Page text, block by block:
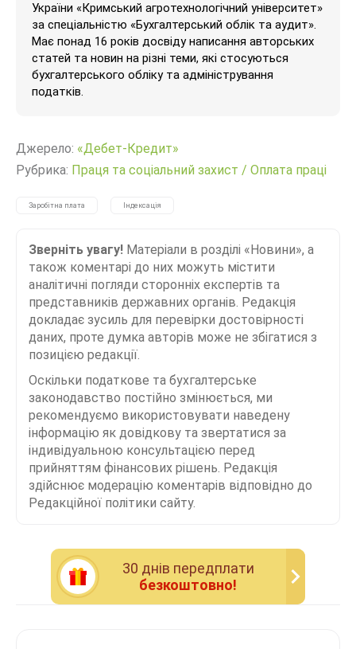
України «Кримський агротехнологічний університет»
за спеціальністю «Бухгалтерський облік та аудит».
Має понад 16 років досвіду написання авторських
статей та новин на різні теми, які стосуються
бухгалтерського обліку та адміністрування
податків.
Джерело: «Дебет-Кредит»
Рубрика: Праця та соціальний захист / Оплата праці
Заробітна плата Індексація
Зверніть увагу! Матеріали в розділі «Новини», а
також коментарі до них можуть містити
аналітичні погляди сторонніх експертів та
представників державних органів. Редакція
докладає зусиль для перевірки достовірності
даних, проте думка авторів може не збігатися з
позицією редакції.
Оскільки податкове та бухгалтерське
законодавство постійно змінюється, ми
рекомендуємо використовувати наведену
інформацію як довідкову та звертатися за
індивідуальною консультацією перед
прийняттям фінансових рішень. Редакція
здійснює модерацію коментарів відповідно до
Редакційної політики сайту.
30 днiв передплати
безкоштовно!